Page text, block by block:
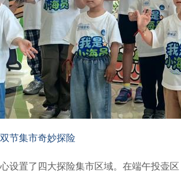
节集市奇妙探险
设置了四大探险集市区域。在端午投壶